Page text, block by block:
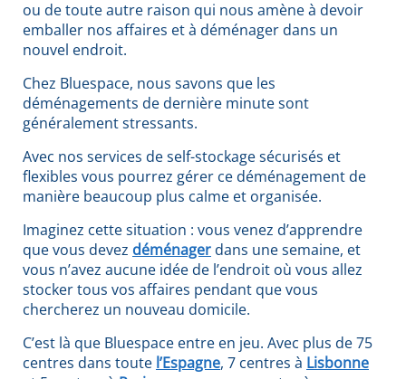
ou de toute autre raison qui nous amène à devoir
emballer nos affaires et à déménager dans un
nouvel endroit.
Chez Bluespace, nous savons que les
déménagements de dernière minute sont
généralement stressants.
Avec nos services de self-stockage sécurisés et
flexibles vous pourrez gérer ce déménagement de
manière beaucoup plus calme et organisée.
Imaginez cette situation : vous venez d’apprendre
que vous devez déménager dans une semaine, et
vous n’avez aucune idée de l’endroit où vous allez
stocker tous vos affaires pendant que vous
chercherez un nouveau domicile.
C’est là que Bluespace entre en jeu. Avec plus de 75
centres dans toute l’Espagne, 7 centres à Lisbonne